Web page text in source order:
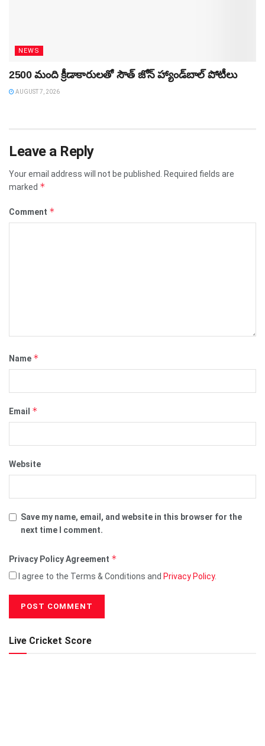
NEWS
2500 మంది క్రీడాకారులతో సౌత్‌ జోన్‌ హ్యాండ్‌బాల్‌ పోటీలు
AUGUST 7, 2026
Leave a Reply
Your email address will not be published. Required fields are
marked *
Comment *
Name *
Email *
Website
Save my name, email, and website in this browser for the
next time I comment.
Privacy Policy Agreement *
I agree to the Terms & Conditions and Privacy Policy.
Live Cricket Score